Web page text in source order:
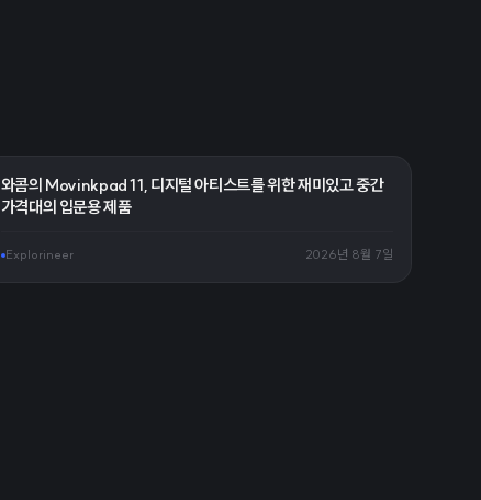
와콤의 Movinkpad 11, 디지털 아티스트를 위한 재미있고 중간
가격대의 입문용 제품
Explorineer 2026년 8월 7일